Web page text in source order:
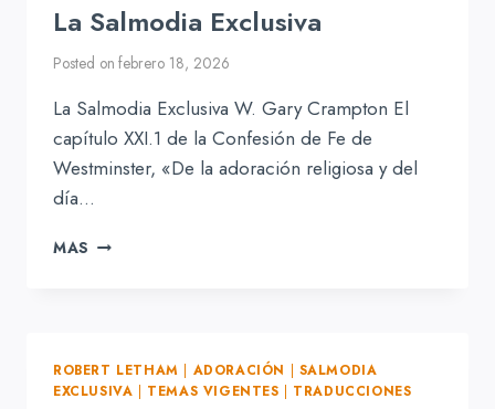
La Salmodia Exclusiva
Posted on febrero 18, 2026
La Salmodia Exclusiva W. Gary Crampton El
capítulo XXI.1 de la Confesión de Fe de
Westminster, «De la adoración religiosa y del
día…
MAS LA
ROBERT LETHAM | ADORACIÓN | SALMODIA
EXCLUSIVA | TEMAS VIGENTES | TRADUCCIONES